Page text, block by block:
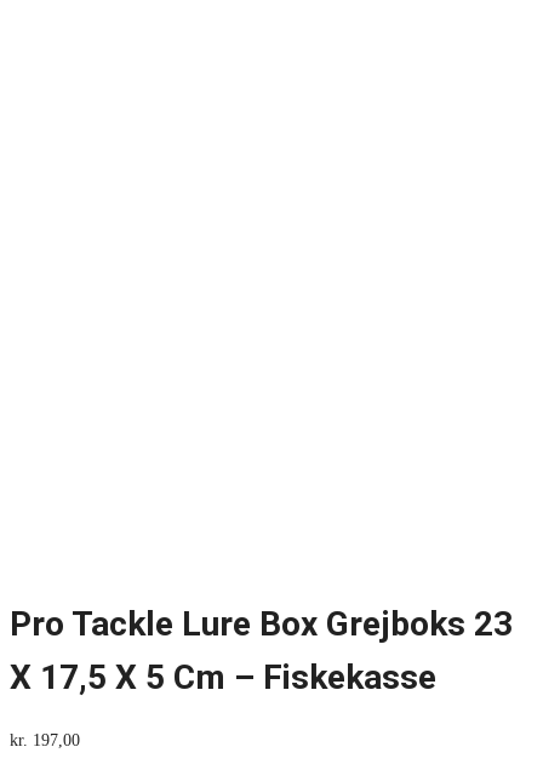
Pro Tackle Lure Box Grejboks 23
X 17,5 X 5 Cm – Fiskekasse
kr. 197,00